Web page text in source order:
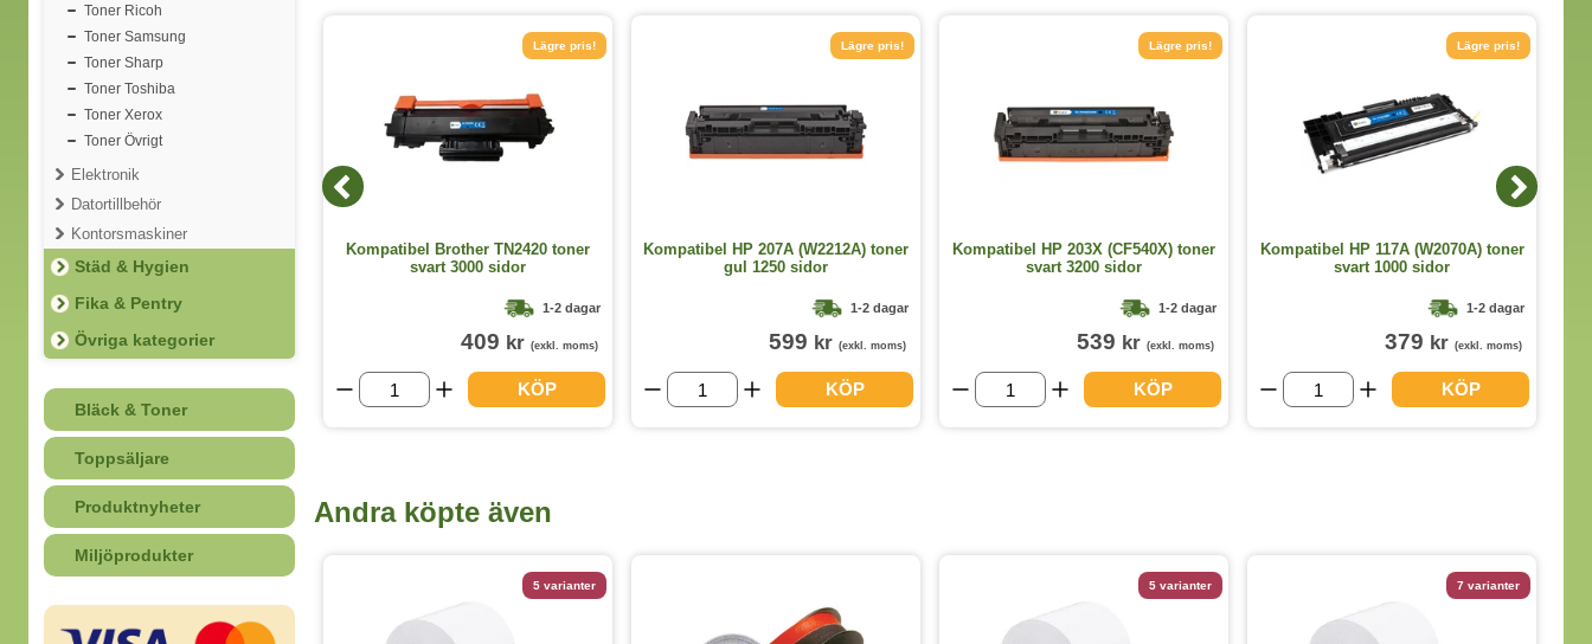
Toner Ricoh
Toner Samsung
Toner Sharp
Toner Toshiba
Toner Xerox
Toner Övrigt
Elektronik
Datortillbehör
Kontorsmaskiner
Städ & Hygien
Fika & Pentry
Övriga kategorier
Bläck & Toner
Toppsäljare
Produktnyheter
Miljöprodukter
Kompatibel Brother TN247M toner
magenta 2300 sidor
459kr
KÖP
Lägre pris!
Kompatibel Brother TN2420 toner
svart 3000 sidor
1-2 dagar
409 kr (exkl. moms)
KÖP
Lägre pris!
Kompatibel HP 207A (W2212A) toner
gul 1250 sidor
1-2 dagar
599 kr (exkl. moms)
KÖP
Lägre pris!
Kompatibel HP 203X (CF540X) toner
svart 3200 sidor
1-2 dagar
539 kr (exkl. moms)
KÖP
Lägre pris!
Kompatibel HP 117A (W2070A) toner
svart 1000 sidor
1-2 dagar
379 kr (exkl. moms)
KÖP
Andra köpte även
5 varianter 5 varianter 7 varianter